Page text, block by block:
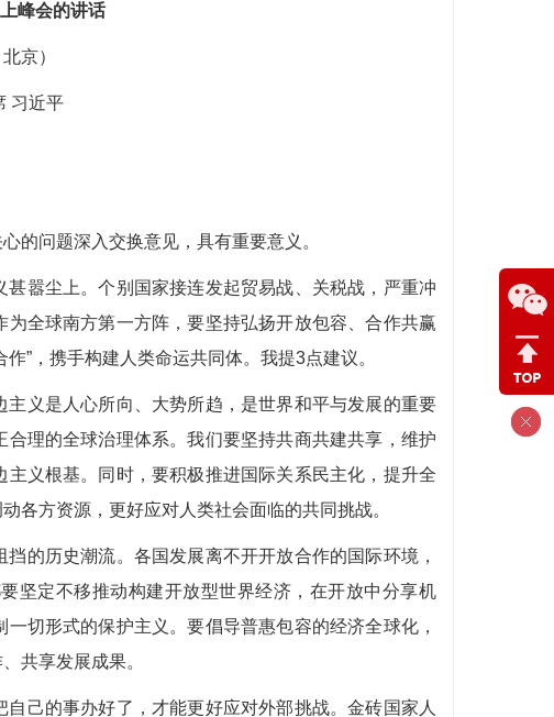
峰会的讲话
京）
习近平
的问题深入交换意见，具有重要意义。
嚣尘上。个别国家接连发起贸易战、关税战，严重冲
全球南方第一方阵，要坚持弘扬开放包容、合作共赢
”，携手构建人类命运共同体。我提3点建议。
义是人心所向、大势所趋，是世界和平与发展的重要
理的全球治理体系。我们要坚持共商共建共享，维护
义根基。同时，要积极推进国际关系民主化，提升全
各方资源，更好应对人类社会面临的共同挑战。
的历史潮流。各国发展离不开开放合作的国际环境，
坚定不移推动构建开放型世界经济，在开放中分享机
切形式的保护主义。要倡导普惠包容的经济全球化，
共享发展成果。
己的事办好了，才能更好应对外部挑战。金砖国家人